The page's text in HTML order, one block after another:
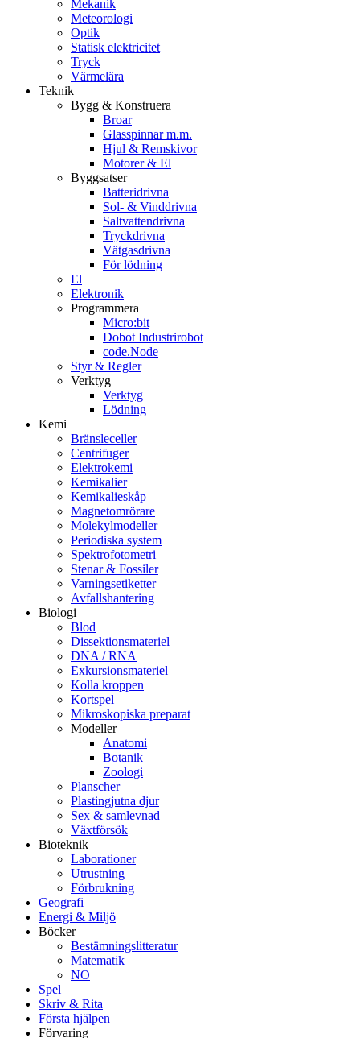
Mekanik
Meteorologi
Optik
Statisk elektricitet
Tryck
Värmelära
Teknik
Bygg & Konstruera
Broar
Glasspinnar m.m.
Hjul & Remskivor
Motorer & El
Byggsatser
Batteridrivna
Sol- & Vinddrivna
Saltvattendrivna
Tryckdrivna
Vätgasdrivna
För lödning
El
Elektronik
Programmera
Micro:bit
Dobot Industrirobot
code.Node
Styr & Regler
Verktyg
Verktyg
Lödning
Kemi
Bränsleceller
Centrifuger
Elektrokemi
Kemikalier
Kemikalieskåp
Magnetomrörare
Molekylmodeller
Periodiska system
Spektrofotometri
Stenar & Fossiler
Varningsetiketter
Avfallshantering
Biologi
Blod
Dissektionsmateriel
DNA / RNA
Exkursionsmateriel
Kolla kroppen
Kortspel
Mikroskopiska preparat
Modeller
Anatomi
Botanik
Zoologi
Planscher
Plastingjutna djur
Sex & samlevnad
Växtförsök
Bioteknik
Laborationer
Utrustning
Förbrukning
Geografi
Energi & Miljö
Böcker
Bestämningslitteratur
Matematik
NO
Spel
Skriv & Rita
Första hjälpen
Förvaring